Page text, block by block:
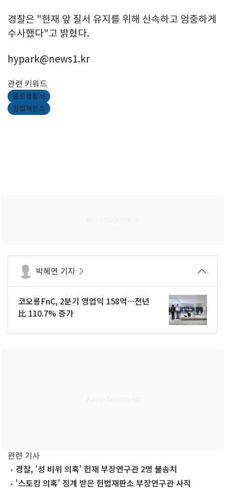
경찰은 "헌재 앞 질서 유지를 위해 신속하고 엄중하게
수사했다"고 밝혔다.
hypark@news1.kr
관련 키워드
종로경찰서
헌법재판소
박혜연 기자
코오롱FnC, 2분기 영업익 158억…전년
比 110.7% 증가
관련 기사
경찰, '성 비위 의혹' 헌재 부장연구관 2명 불송치
'스토킹 의혹' 징계 받은 헌법재판소 부장연구관 사직